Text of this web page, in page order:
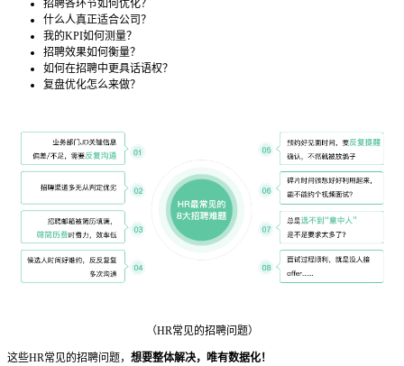
招聘各环节如何优化？
什么人真正适合公司？
我的KPI如何测量？
招聘效果如何衡量？
如何在招聘中更具话语权？
复盘优化怎么来做？
（HR常见的招聘问题）
这些HR常见的招聘问题， 想要整体解决，唯有数据化！